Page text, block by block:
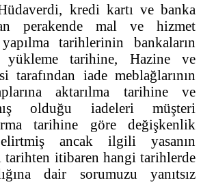
kredi kartı ve banka
perakende mal ve hizmet
tarihlerinin bankaların
yükleme tarihine, Hazine ve
tarafından iade meblağlarının
aktarılma tarihine ve
olduğu iadeleri müşteri
tarihine göre değişkenlik
ancak ilgili yasanın
itibaren hangi tarihlerde
dair sorumuzu yanıtsız